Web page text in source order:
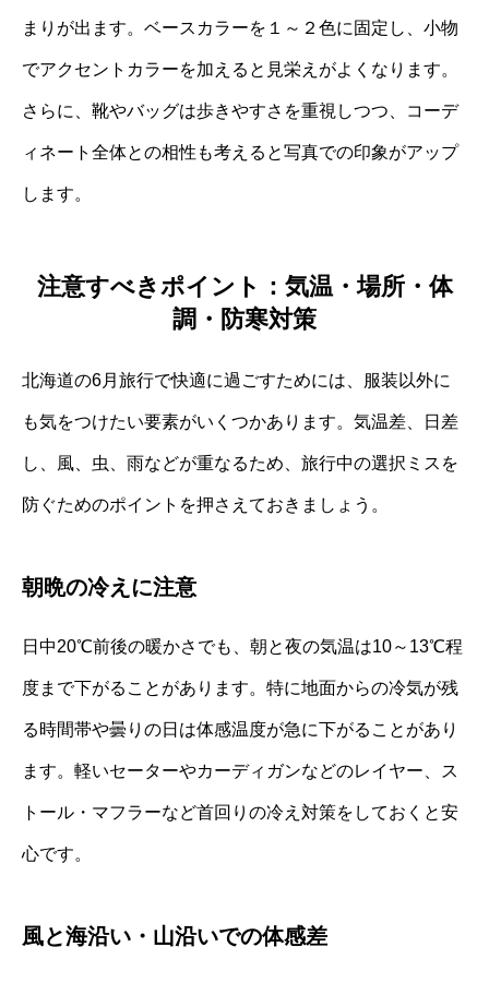
まりが出ます。ベースカラーを１～２色に固定し、小物
でアクセントカラーを加えると見栄えがよくなります。
さらに、靴やバッグは歩きやすさを重視しつつ、コーデ
ィネート全体との相性も考えると写真での印象がアップ
します。
注意すべきポイント：気温・場所・体
調・防寒対策
北海道の6月旅行で快適に過ごすためには、服装以外に
も気をつけたい要素がいくつかあります。気温差、日差
し、風、虫、雨などが重なるため、旅行中の選択ミスを
防ぐためのポイントを押さえておきましょう。
朝晩の冷えに注意
日中20℃前後の暖かさでも、朝と夜の気温は10～13℃程
度まで下がることがあります。特に地面からの冷気が残
る時間帯や曇りの日は体感温度が急に下がることがあり
ます。軽いセーターやカーディガンなどのレイヤー、ス
トール・マフラーなど首回りの冷え対策をしておくと安
心です。
風と海沿い・山沿いでの体感差